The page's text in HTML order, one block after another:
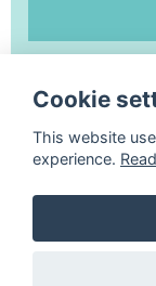
©
Cookie
This website
experience.